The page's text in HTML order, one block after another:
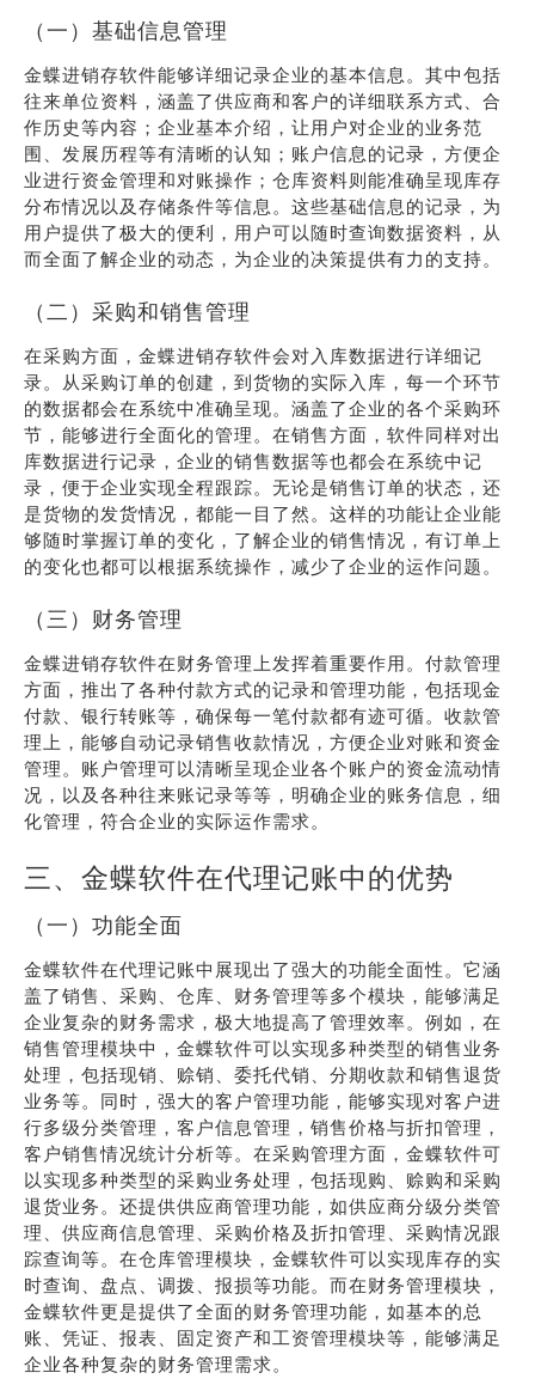
（一）基础信息管理
金蝶进销存软件能够详细记录企业的基本信息。其中包括
往来单位资料，涵盖了供应商和客户的详细联系方式、合
作历史等内容；企业基本介绍，让用户对企业的业务范
围、发展历程等有清晰的认知；账户信息的记录，方便企
业进行资金管理和对账操作；仓库资料则能准确呈现库存
分布情况以及存储条件等信息。这些基础信息的记录，为
用户提供了极大的便利，用户可以随时查询数据资料，从
而全面了解企业的动态，为企业的决策提供有力的支持。
（二）采购和销售管理
在采购方面，金蝶进销存软件会对入库数据进行详细记
录。从采购订单的创建，到货物的实际入库，每一个环节
的数据都会在系统中准确呈现。涵盖了企业的各个采购环
节，能够进行全面化的管理。在销售方面，软件同样对出
库数据进行记录，企业的销售数据等也都会在系统中记
录，便于企业实现全程跟踪。无论是销售订单的状态，还
是货物的发货情况，都能一目了然。这样的功能让企业能
够随时掌握订单的变化，了解企业的销售情况，有订单上
的变化也都可以根据系统操作，减少了企业的运作问题。
（三）财务管理
金蝶进销存软件在财务管理上发挥着重要作用。付款管理
方面，推出了各种付款方式的记录和管理功能，包括现金
付款、银行转账等，确保每一笔付款都有迹可循。收款管
理上，能够自动记录销售收款情况，方便企业对账和资金
管理。账户管理可以清晰呈现企业各个账户的资金流动情
况，以及各种往来账记录等等，明确企业的账务信息，细
化管理，符合企业的实际运作需求。
三、金蝶软件在代理记账中的优势
（一）功能全面
金蝶软件在代理记账中展现出了强大的功能全面性。它涵
盖了销售、采购、仓库、财务管理等多个模块，能够满足
企业复杂的财务需求，极大地提高了管理效率。例如，在
销售管理模块中，金蝶软件可以实现多种类型的销售业务
处理，包括现销、赊销、委托代销、分期收款和销售退货
业务等。同时，强大的客户管理功能，能够实现对客户进
行多级分类管理，客户信息管理，销售价格与折扣管理，
客户销售情况统计分析等。在采购管理方面，金蝶软件可
以实现多种类型的采购业务处理，包括现购、赊购和采购
退货业务。还提供供应商管理功能，如供应商分级分类管
理、供应商信息管理、采购价格及折扣管理、采购情况跟
踪查询等。在仓库管理模块，金蝶软件可以实现库存的实
时查询、盘点、调拨、报损等功能。而在财务管理模块，
金蝶软件更是提供了全面的财务管理功能，如基本的总
账、凭证、报表、固定资产和工资管理模块等，能够满足
企业各种复杂的财务管理需求。